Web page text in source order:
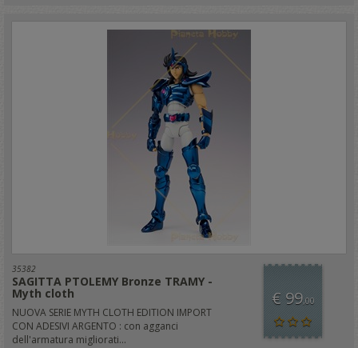
35382
SAGITTA PTOLEMY Bronze TRAMY -
Myth cloth
NUOVA SERIE MYTH CLOTH EDITION IMPORT
CON ADESIVI ARGENTO : con agganci
dell'armatura migliorati...
€ 99,00